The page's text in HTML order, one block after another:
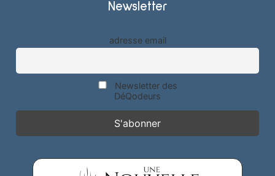
Newsletter
adresse email
Newsletter des
DéQodeurs